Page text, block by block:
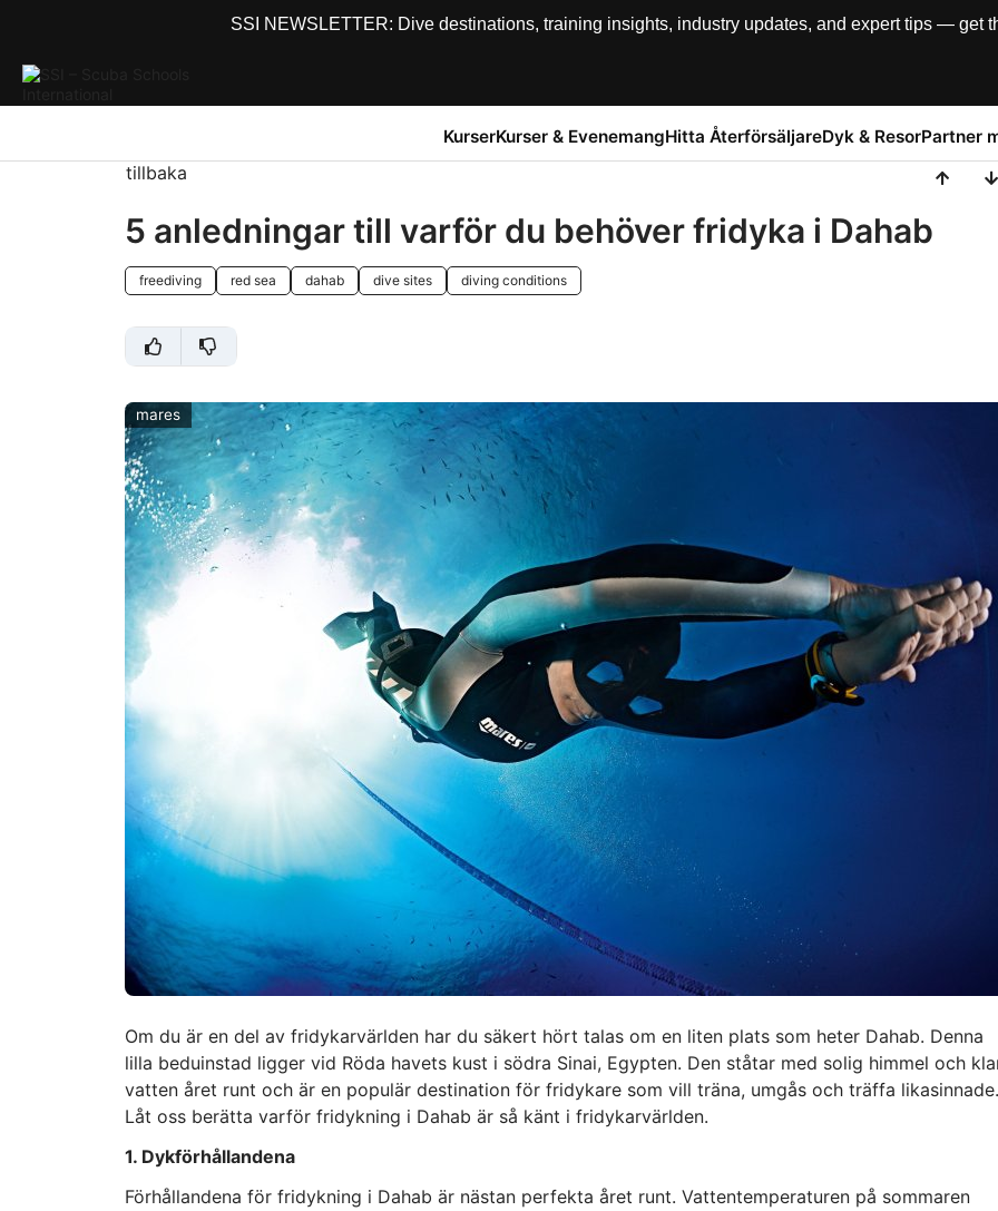
SSI NEWSLETTER: Dive destinations, training insights, industry updates, and expert tips — get
KurserKurser & EvenemangHitta ÅterförsäljareDyk & ResorPartner
tillbaka
5 anledningar till varför du behöver fridyka i Dahab
freediving red sea dahab dive sites diving conditions
mares
Om du är en del av fridykarvärlden har du säkert hört talas om en liten plats som heter Dahab. Denna
lilla beduinstad ligger vid Röda havets kust i södra Sinai, Egypten. Den ståtar med solig himmel och
vatten året runt och är en populär destination för fridykare som vill träna, umgås och träffa likasinnade.
Låt oss berätta varför fridykning i Dahab är så känt i fridykarvärlden.
1. Dykförhållandena
Förhållandena för fridykning i Dahab är nästan perfekta året runt. Vattentemperaturen på sommaren